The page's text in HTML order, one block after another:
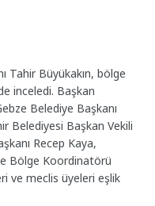
Tahir Büyükakın, bölge
inceledi. Başkan
Belediye Başkanı
Belediyesi Başkan Vekili
Recep Kaya,
Bölge Koordinatörü
ve meclis üyeleri eşlik